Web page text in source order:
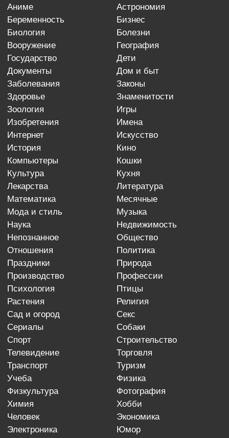
аниме
астрономия
беременность
бизнес
биология
болезни
вооружение
география
государство
дети
документы
дом и быт
заболевания
законы
здоровье
знаменитости
зоология
игры
изобретения
имена
интернет
искусство
история
кино
компьютеры
кошки
культура
кухня
лекарства
литература
математика
месячные
мода и стиль
музыка
наука
недвижимость
непознанное
общество
отношения
политика
праздники
природа
производство
профессии
психология
птицы
растения
религия
сад и огород
секс
сериалы
собаки
спорт
строительство
телевидение
торговля
транспорт
туризм
учеба
физика
физкультура
фотография
химия
хобби
человек
экономика
электроника
юмор